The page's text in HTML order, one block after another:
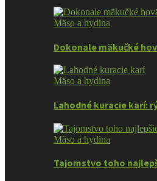
Mäso a hydina
Dokonale mäkučké
Mäso a hydina
Lahodné kuracie karí:
Mäso a hydina
Tajomstvo toho